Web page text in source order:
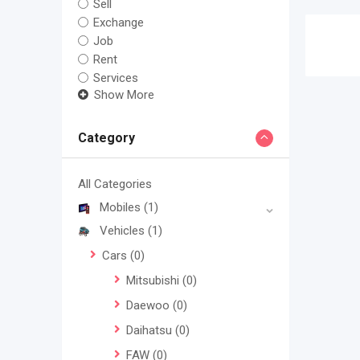
Sell
Exchange
Job
Rent
Services
Show More
Category
All Categories
Mobiles (1)
Vehicles (1)
Cars (0)
Mitsubishi (0)
Daewoo (0)
Daihatsu (0)
FAW (0)